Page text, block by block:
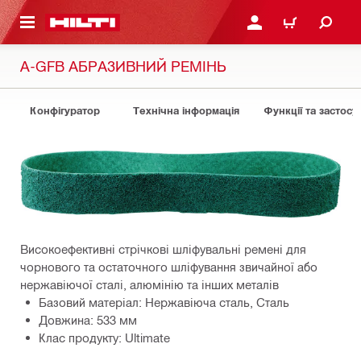
ЗМІСТУ УВІЙТИ АБО
КОШИК
A-GFB АБРАЗИВНИЙ РЕМІНЬ
Конфігуратор Технічна інформація Функції та
Високоефективні стрічкові шліфувальні ремені для
чорнового та остаточного шліфування звичайної або
нержавіючої сталі, алюмінію та інших металів
Базовий матеріал: Нержавіюча сталь, Сталь
Довжина: 533 мм
Клас продукту: Ultimate